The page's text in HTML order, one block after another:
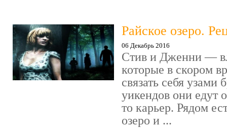
Райское озеро.
06 Декабрь 2016
Стив и Дженни —
которые в скором
связать себя узами
уикендов они едут
то карьер. Рядом
озеро и ...